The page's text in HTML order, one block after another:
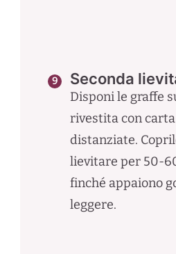
Seconda
Disponi le graffe
rivestita con
distanziate.
lievitare per 50-
finché appaiono
leggere.